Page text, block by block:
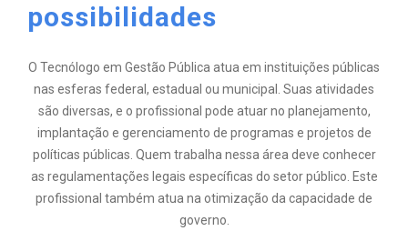
possibilidades
O Tecnólogo em Gestão Pública atua em instituições públicas
nas esferas federal, estadual ou municipal. Suas atividades
são diversas, e o profissional pode atuar no planejamento,
implantação e gerenciamento de programas e projetos de
políticas públicas. Quem trabalha nessa área deve conhecer
as regulamentações legais específicas do setor público. Este
profissional também atua na otimização da capacidade de
governo.